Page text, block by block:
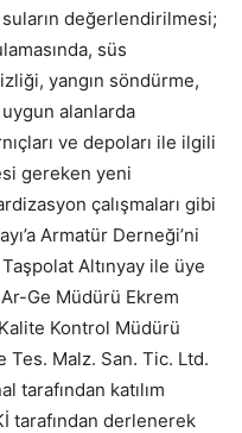
değerlendirilmesi;
süs
yangın söndürme,
alanlarda
ve depoları ile ilgili
gereken yeni
çalışmaları gibi
Armatür Derneği’ni
Altınyay ile üye
Ge Müdürü Ekrem
Kontrol Müdürü
Tes. Malz. San. Tic. Ltd.
tarafından katılım
tarafından derlenerek